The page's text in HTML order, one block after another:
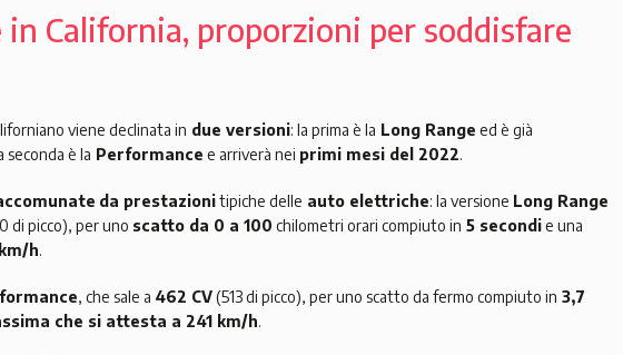
in California, proporzioni per soddisfare
viene declinata in due versioni: la prima è la Long Range ed è già
seconda è la Performance e arriverà nei primi mesi del 2022.
da prestazionitipiche delle auto elettriche: la versione Long Range
di picco), per uno scatto da 0 a 100 chilometri orari compiuto in 5 secondie una
h.
, che sale a 462 CV(513 di picco), per uno scatto da fermo compiuto in 3,7
che si attesta a 241 km/h.